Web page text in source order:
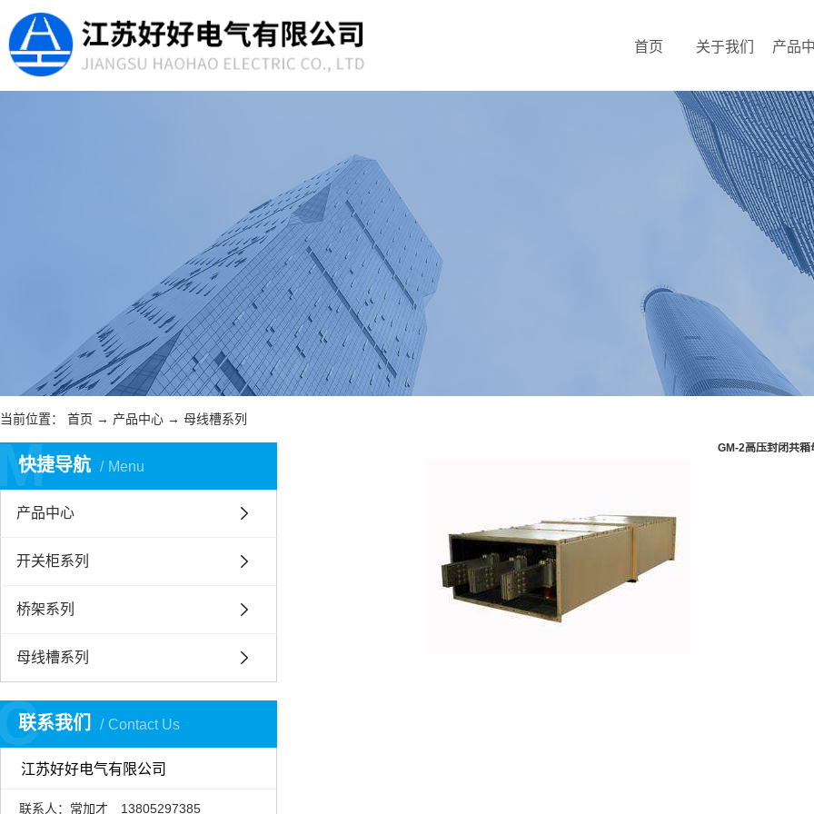
首页 关于我们 产品
当前位置： 首页 → 产品中心 → 母线槽系列
快捷导航 Menu
产品中心
开关柜系列
桥架系列
母线槽系列
联系我们 Contact Us
江苏好好电气有限公司
联系人：常加才 13805297385
GM-2高压封闭共箱